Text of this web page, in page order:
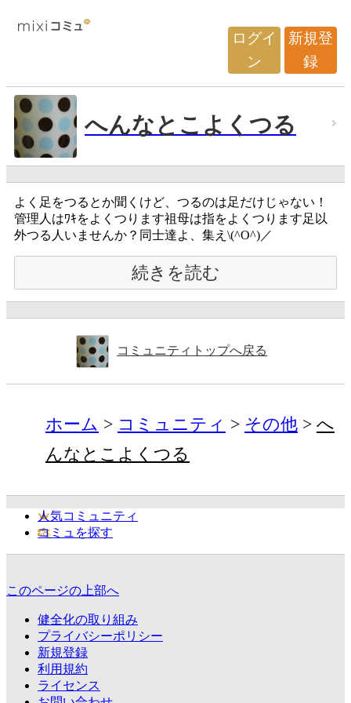
ログイ
ン
新規登
録
へんなとこよくつる
よく足をつるとか聞くけど、つるのは足だけじゃない！
管理人はﾜｷをよくつります祖母は指をよくつります足以
外つる人いませんか？同士達よ、集え\(^O^)／
続きを読む
コミュニティトップへ戻る
ホーム コミュニティ その他
へ
んなとこよくつる
人気コミュニティ
コミュを探す
このページの上部へ
健全化の取り組み
プライバシーポリシー
新規登録
利用規約
ライセンス